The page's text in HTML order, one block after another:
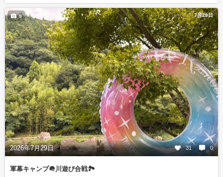
7月29日
2026年7月29日 31 0
9
軍幕キャンプ🪖川遊び合戦🏞️